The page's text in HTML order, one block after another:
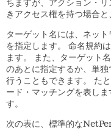
ちますが、アクション・
きアクセス権を持つ場合と
ターゲット名には、ネッ
を指定します。
命名規約
ます。
また、ターゲット
のあとに指定するか、単
行うこともできます。
た
ード・マッチングを表し
す。
次の表に、標準的な